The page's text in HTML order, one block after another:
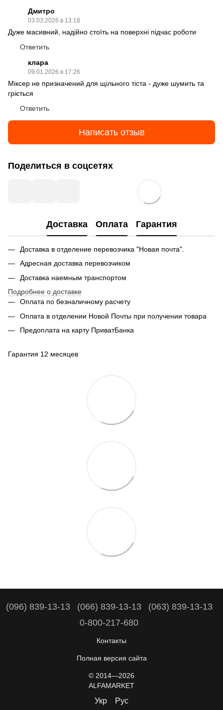
Дмитро
03.03.2026 в 13:18
Дуже масивний, надійно стоїть на поверхні підчас роботи
Ответить
клара
09.01.2026 в 17:26
Міксер не призначений для щільного тіста - дуже шумить та
гріється
Ответить
Написать отзыв
Поделиться в соцсетях
Доставка Оплата Гарантия
Доставка в отделение перевозчика "Новая почта".
Адресная доставка перевозчиком
Доставка наемным транспортом
Подробнее о доставке
Оплата по безналичному расчету
Оплата в отделении Новой Почты при получении товара
Предоплата на карту ПриватБанка
Гарантия 12 месяцев
(096) 839-13-13 (066) 839-13-13
(063) 839-13-13
0-800-217-680
Контакты
Полная версия сайта
© 2014—2026
ALFAMARKET
Укр Рус